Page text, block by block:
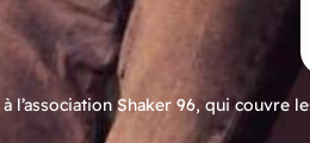
l’association Shaker 96, qui couvre